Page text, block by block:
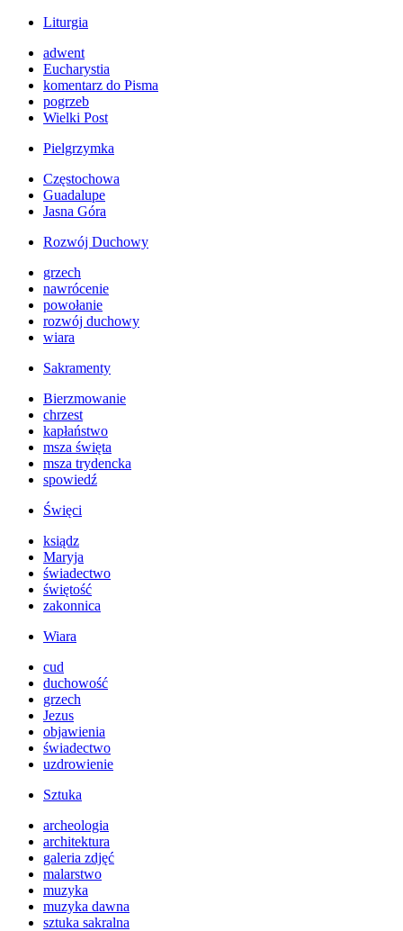
Liturgia
adwent
Eucharystia
komentarz do Pisma
pogrzeb
Wielki Post
Pielgrzymka
Częstochowa
Guadalupe
Jasna Góra
Rozwój Duchowy
grzech
nawrócenie
powołanie
rozwój duchowy
wiara
Sakramenty
Bierzmowanie
chrzest
kapłaństwo
msza święta
msza trydencka
spowiedź
Święci
ksiądz
Maryja
świadectwo
świętość
zakonnica
Wiara
cud
duchowość
grzech
Jezus
objawienia
świadectwo
uzdrowienie
Sztuka
archeologia
architektura
galeria zdjęć
malarstwo
muzyka
muzyka dawna
sztuka sakralna